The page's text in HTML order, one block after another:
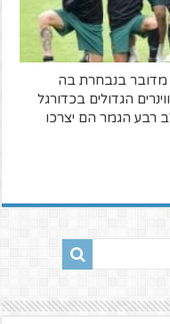
מדובר בנבחרת בה
הגדולים בכדורגל
רבע הגמר הם יצרכו